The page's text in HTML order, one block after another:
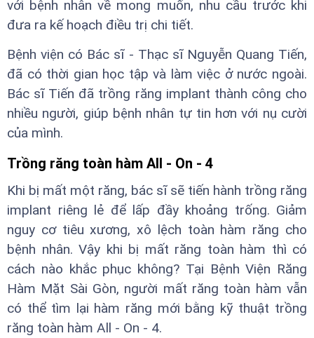
với bệnh nhân về mong muốn, nhu cầu trước khi
đưa ra kế hoạch điều trị chi tiết.
Bệnh viện có Bác sĩ - Thạc sĩ Nguyễn Quang Tiến,
đã có thời gian học tập và làm việc ở nước ngoài.
Bác sĩ Tiến đã trồng răng implant thành công cho
nhiều người, giúp bệnh nhân tự tin hơn với nụ cười
của mình.
Trồng răng toàn hàm All - On - 4
Khi bị mất một răng, bác sĩ sẽ tiến hành trồng răng
implant riêng lẻ để lấp đầy khoảng trống. Giảm
nguy cơ tiêu xương, xô lệch toàn hàm răng cho
bệnh nhân. Vậy khi bị mất răng toàn hàm thì có
cách nào khắc phục không? Tại Bệnh Viện Răng
Hàm Mặt Sài Gòn, người mất răng toàn hàm vẫn
có thể tìm lại hàm răng mới bằng kỹ thuật trồng
răng toàn hàm All - On - 4.